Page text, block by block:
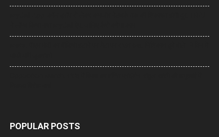
POPULAR POSTS